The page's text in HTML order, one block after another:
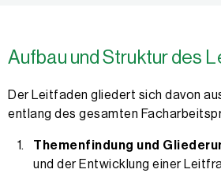
Aufbau und Struktur des
Der Leitfaden gliedert sich davon
entlang des gesamten
Themenfindung und
und der Entwicklung einer